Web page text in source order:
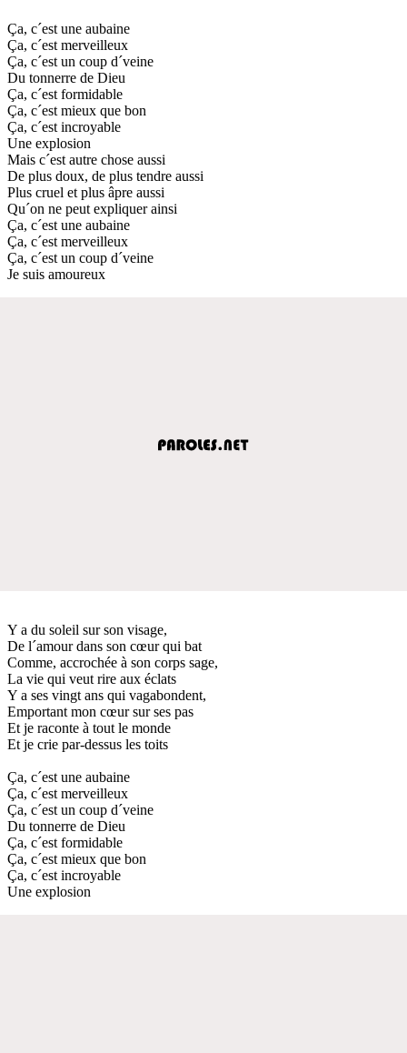
Ça, c´est une aubaine
Ça, c´est merveilleux
Ça, c´est un coup d´veine
Du tonnerre de Dieu
Ça, c´est formidable
Ça, c´est mieux que bon
Ça, c´est incroyable
Une explosion
Mais c´est autre chose aussi
De plus doux, de plus tendre aussi
Plus cruel et plus âpre aussi
Qu´on ne peut expliquer ainsi
Ça, c´est une aubaine
Ça, c´est merveilleux
Ça, c´est un coup d´veine
Je suis amoureux
Y a du soleil sur son visage,
De l´amour dans son cœur qui bat
Comme, accrochée à son corps sage,
La vie qui veut rire aux éclats
Y a ses vingt ans qui vagabondent,
Emportant mon cœur sur ses pas
Et je raconte à tout le monde
Et je crie par-dessus les toits
Ça, c´est une aubaine
Ça, c´est merveilleux
Ça, c´est un coup d´veine
Du tonnerre de Dieu
Ça, c´est formidable
Ça, c´est mieux que bon
Ça, c´est incroyable
Une explosion